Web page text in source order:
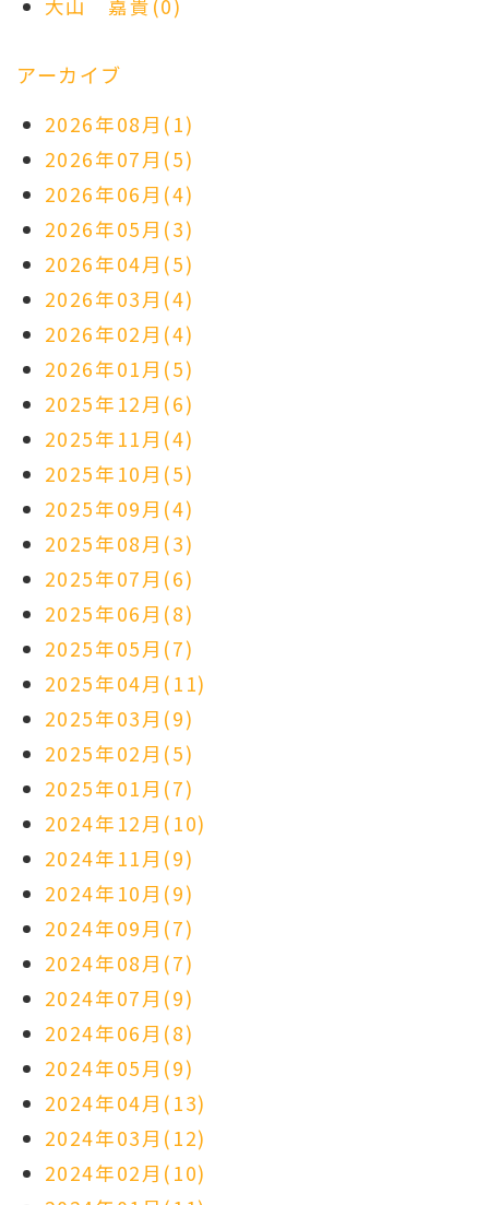
大山 嘉貴(0)
アーカイブ
2026年08月(1)
2026年07月(5)
2026年06月(4)
2026年05月(3)
2026年04月(5)
2026年03月(4)
2026年02月(4)
2026年01月(5)
2025年12月(6)
2025年11月(4)
2025年10月(5)
2025年09月(4)
2025年08月(3)
2025年07月(6)
2025年06月(8)
2025年05月(7)
2025年04月(11)
2025年03月(9)
2025年02月(5)
2025年01月(7)
2024年12月(10)
2024年11月(9)
2024年10月(9)
2024年09月(7)
2024年08月(7)
2024年07月(9)
2024年06月(8)
2024年05月(9)
2024年04月(13)
2024年03月(12)
2024年02月(10)